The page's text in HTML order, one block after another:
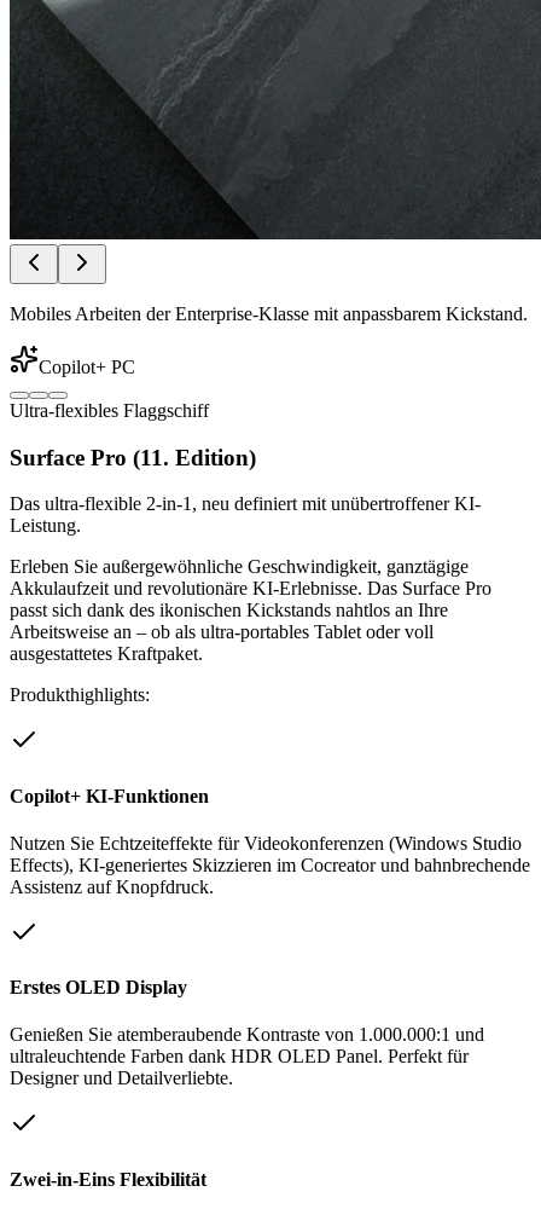
Mobiles Arbeiten der Enterprise-Klasse mit anpassbarem Kickstand.
Copilot+ PC
Ultra-flexibles Flaggschiff
Surface Pro (11. Edition)
Das ultra-flexible 2-in-1, neu definiert mit unübertroffener KI-
Leistung.
Erleben Sie außergewöhnliche Geschwindigkeit, ganztägige
Akkulaufzeit und revolutionäre KI-Erlebnisse. Das Surface Pro
passt sich dank des ikonischen Kickstands nahtlos an Ihre
Arbeitsweise an – ob als ultra-portables Tablet oder voll
ausgestattetes Kraftpaket.
Produkthighlights:
Copilot+ KI-Funktionen
Nutzen Sie Echtzeiteffekte für Videokonferenzen (Windows Studio
Effects), KI-generiertes Skizzieren im Cocreator und bahnbrechende
Assistenz auf Knopfdruck.
Erstes OLED Display
Genießen Sie atemberaubende Kontraste von 1.000.000:1 und
ultraleuchtende Farben dank HDR OLED Panel. Perfekt für
Designer und Detailverliebte.
Zwei-in-Eins Flexibilität